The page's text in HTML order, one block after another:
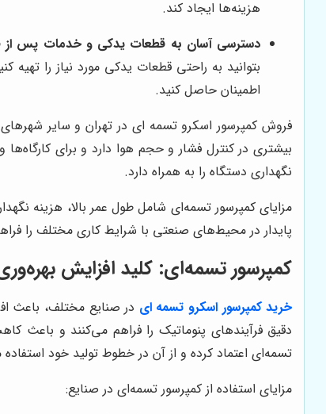
هزینه‌ها ایجاد کند.
دسترسی آسان به قطعات یدکی و خدمات پس
بتوانید به راحتی قطعات یدکی مورد نیاز را
اطمینان حاصل کنید.
فروش کمپرسور اسکرو تسمه ای در تهران و سایر شهرهای
بیشتری در کنترل فشار و حجم هوا دارد و برای
نگهداری دستگاه را به همراه دارد.
مزایای کمپرسور تسمه‌ای شامل طول عمر بالا، هزینه
پایدار در محیط‌های صنعتی با شرایط کاری مختلف را
کمپرسور تسمه‌ای: کلید افزایش
خرید کمپرسور اسکرو تسمه ای در صنایع مختلف، باعث
دقیق فرآیندهای پنوماتیک را فراهم می‌کنند و باعث
تسمه‌ای اعتماد کرده و از آن در خطوط تولید خود
مزایای استفاده از کمپرسور تسمه‌ای در صنایع: